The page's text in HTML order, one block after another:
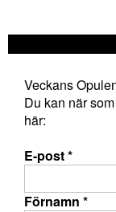
Veckans
Du kan när
här:
E-post*
Förnamn *